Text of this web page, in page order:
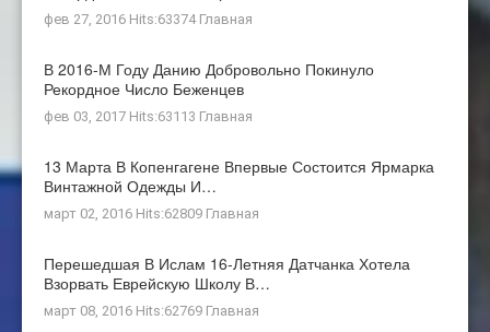
фев 27, 2016 Hits:63374 Главная
В 2016-М Году Данию Добровольно Покинуло
Рекордное Число Беженцев
фев 03, 2017 Hits:63113 Главная
13 Марта В Копенгагене Впервые Состоится Ярмарка
Винтажной Одежды И…
март 02, 2016 Hits:62809 Главная
Перешедшая В Ислам 16-Летняя Датчанка Хотела
Взорвать Еврейскую Школу В…
март 08, 2016 Hits:62769 Главная